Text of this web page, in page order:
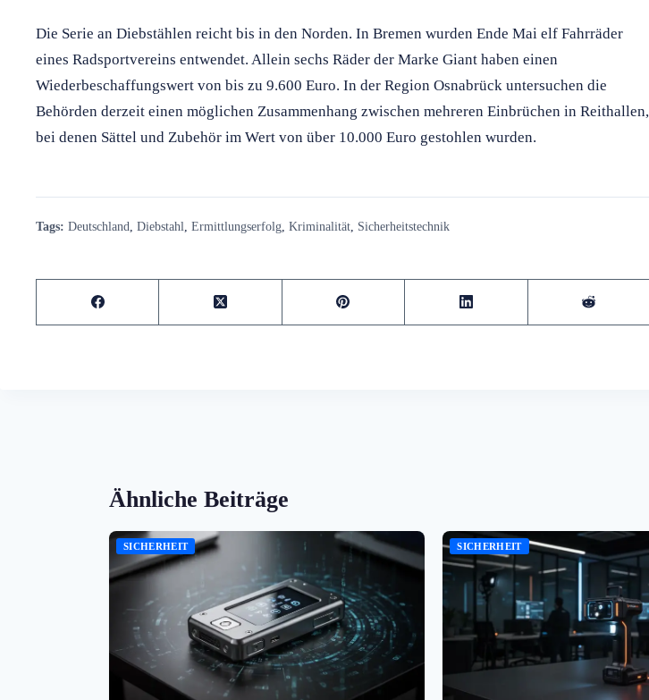
Die Serie an Diebstählen reicht bis in den Norden. In Bremen wurden Ende Mai elf Fahrräder
eines Radsportvereins entwendet. Allein sechs Räder der Marke Giant haben einen
Wiederbeschaffungswert von bis zu 9.600 Euro. In der Region Osnabrück untersuchen die
Behörden derzeit einen möglichen Zusammenhang zwischen mehreren Einbrüchen in Reithallen,
bei denen Sättel und Zubehör im Wert von über 10.000 Euro gestohlen wurden.
Tags: Deutschland Diebstahl Ermittlungserfolg Kriminalität Sicherheitstechnik
Ähnliche Beiträge
SICHERHEIT SICHERHEIT